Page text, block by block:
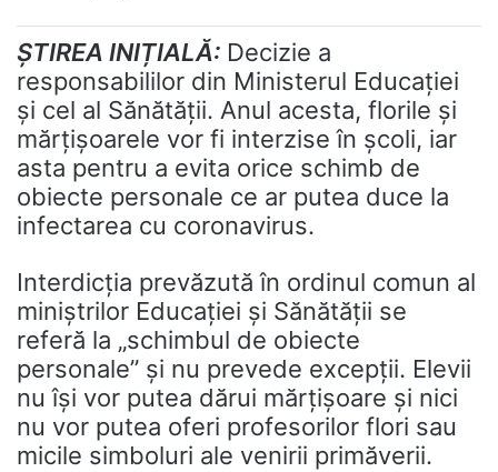
ȘTIREA INIȚIALĂ: Decizie a
responsabililor din Ministerul Educației
și cel al Sănătății. Anul acesta, florile și
mărțișoarele vor fi interzise în școli, iar
asta pentru a evita orice schimb de
obiecte personale ce ar putea duce la
infectarea cu coronavirus.
Interdicția prevăzută în ordinul comun al
miniștrilor Educației și Sănătății se
referă la „schimbul de obiecte
personale” și nu prevede excepții. Elevii
nu își vor putea dărui mărțișoare și nici
nu vor putea oferi profesorilor flori sau
micile simboluri ale venirii primăverii.